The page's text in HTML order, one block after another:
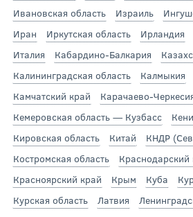
Ивановская область
Израиль
Иран
Иркутская область Ирландия
Италия
Кабардино-Балкария
Калининградская область
Калмыкия
Камчатский край
Карачаево-
Кемеровская область — Кузбасс
Кировская область
Китай КНДР
Костромская область
Краснодарский
Красноярский край
Крым Куба
Курская область
Латвия